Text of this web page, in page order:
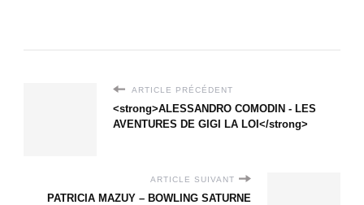
ARTICLE PRÉCÉDENT
<strong>ALESSANDRO COMODIN - LES
AVENTURES DE GIGI LA LOI</strong>
ARTICLE SUIVANT
PATRICIA MAZUY – BOWLING SATURNE